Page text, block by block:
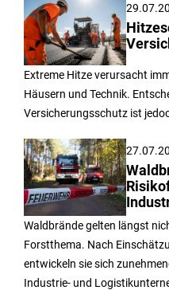
Extreme Hitze verursacht
Häusern und Technik.
Versicherungsschutz ist
Waldbrände gelten längst
Forstthema. Nach
entwickeln sie sich
Industrie- und